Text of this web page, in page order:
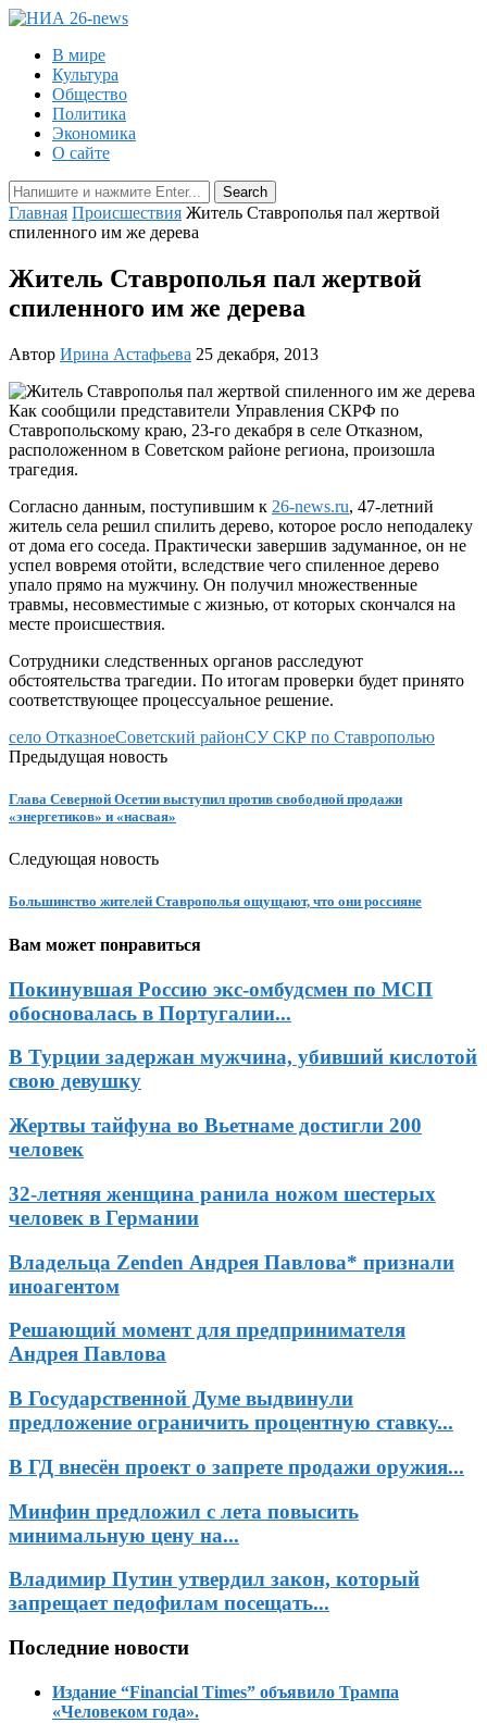
В мире
Культура
Общество
Политика
Экономика
О сайте
Главная Происшествия Житель Ставрополья пал жертвой
спиленного им же дерева
Житель Ставрополья пал жертвой
спиленного им же дерева
Автор Ирина Астафьева 25 декабря, 2013
Как сообщили представители Управления СКРФ по
Ставропольскому краю, 23-го декабря в селе Отказном,
расположенном в Советском районе региона, произошла
трагедия.
Согласно данным, поступившим к 26-news.ru, 47-летний
житель села решил спилить дерево, которое росло неподалеку
от дома его соседа. Практически завершив задуманное, он не
успел вовремя отойти, вследствие чего спиленное дерево
упало прямо на мужчину. Он получил множественные
травмы, несовместимые с жизнью, от которых скончался на
месте происшествия.
Сотрудники следственных органов расследуют
обстоятельства трагедии. По итогам проверки будет принято
соответствующее процессуальное решение.
село ОтказноеСоветский районСУ СКР по Ставрополью
Предыдущая новость
Глава Северной Осетии выступил против свободной продажи
«энергетиков» и «насвая»
Следующая новость
Большинство жителей Ставрополья ощущают, что они россияне
Вам может понравиться
Покинувшая Россию экс-омбудсмен по МСП
обосновалась в Португалии...
В Турции задержан мужчина, убивший кислотой
свою девушку
Жертвы тайфуна во Вьетнаме достигли 200
человек
32-летняя женщина ранила ножом шестерых
человек в Германии
Владельца Zenden Андрея Павлова* признали
иноагентом
Решающий момент для предпринимателя
Андрея Павлова
В Государственной Думе выдвинули
предложение ограничить процентную ставку...
В ГД внесён проект о запрете продажи оружия...
Минфин предложил с лета повысить
минимальную цену на...
Владимир Путин утвердил закон, который
запрещает педофилам посещать...
Последние новости
Издание “Financial Times” объявило Трампа
«Человеком года».